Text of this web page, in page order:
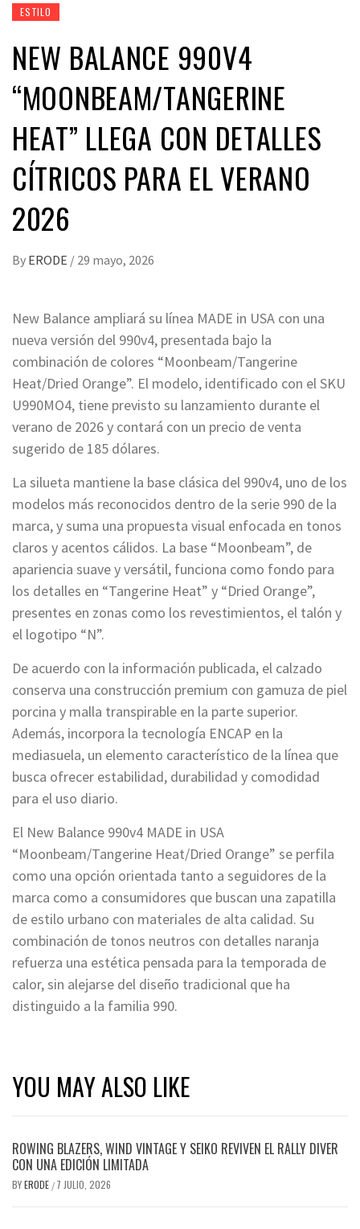
ESTILO
NEW BALANCE 990V4
“MOONBEAM/TANGERINE
HEAT” LLEGA CON DETALLES
CÍTRICOS PARA EL VERANO
2026
By ERODE / 29 mayo, 2026
New Balance ampliará su línea MADE in USA con una
nueva versión del 990v4, presentada bajo la
combinación de colores “Moonbeam/Tangerine
Heat/Dried Orange”. El modelo, identificado con el SKU
U990MO4, tiene previsto su lanzamiento durante el
verano de 2026 y contará con un precio de venta
sugerido de 185 dólares.
La silueta mantiene la base clásica del 990v4, uno de los
modelos más reconocidos dentro de la serie 990 de la
marca, y suma una propuesta visual enfocada en tonos
claros y acentos cálidos. La base “Moonbeam”, de
apariencia suave y versátil, funciona como fondo para
los detalles en “Tangerine Heat” y “Dried Orange”,
presentes en zonas como los revestimientos, el talón y
el logotipo “N”.
De acuerdo con la información publicada, el calzado
conserva una construcción premium con gamuza de piel
porcina y malla transpirable en la parte superior.
Además, incorpora la tecnología ENCAP en la
mediasuela, un elemento característico de la línea que
busca ofrecer estabilidad, durabilidad y comodidad
para el uso diario.
El New Balance 990v4 MADE in USA
“Moonbeam/Tangerine Heat/Dried Orange” se perfila
como una opción orientada tanto a seguidores de la
marca como a consumidores que buscan una zapatilla
de estilo urbano con materiales de alta calidad. Su
combinación de tonos neutros con detalles naranja
refuerza una estética pensada para la temporada de
calor, sin alejarse del diseño tradicional que ha
distinguido a la familia 990.
YOU MAY ALSO LIKE
ROWING BLAZERS, WIND VINTAGE Y SEIKO REVIVEN EL RALLY DIVER
CON UNA EDICIÓN LIMITADA
BYERODE / 7 JULIO, 2026